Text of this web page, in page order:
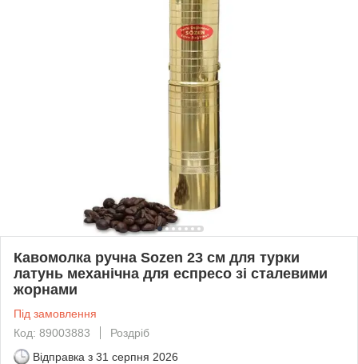
Кавомолка ручна Sozen 23 см для турки
латунь механічна для еспресо зі сталевими
жорнами
Під замовлення
Код: 89003883
Роздріб
Відправка з 31 серпня 2026